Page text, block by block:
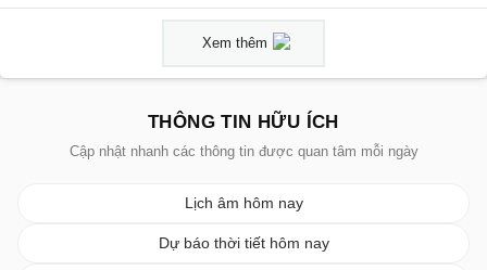
Xem thêm
THÔNG TIN HỮU ÍCH
Cập nhật nhanh các thông tin được quan tâm mỗi ngày
Lịch âm hôm nay
Dự báo thời tiết hôm nay